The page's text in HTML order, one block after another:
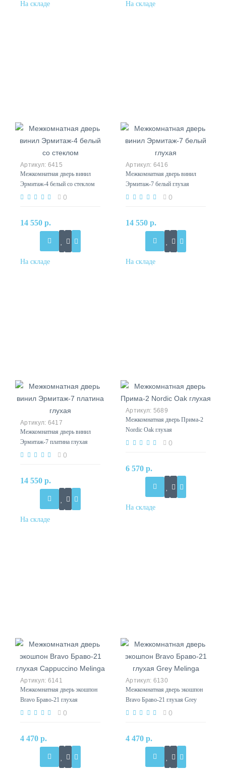
6415
Межкомнатная дверь винил
Эрмитаж-4 белый со стеклом
0
14 550 р.
6416
Межкомнатная дверь винил
Эрмитаж-7 белый глухая
0
14 550 р.
6417
Межкомнатная дверь винил
Эрмитаж-7 платина глухая
0
14 550 р.
5689
Межкомнатная дверь Прима-2
Nordic Oak глухая
0
6 570 р.
6141
Межкомнатная дверь экошпон
Bravo Браво-21 глухая
Cappuccino Melinga
0
4 470 р.
6130
Межкомнатная дверь экошпон
Bravo Браво-21 глухая Grey
Melinga
0
4 470 р.